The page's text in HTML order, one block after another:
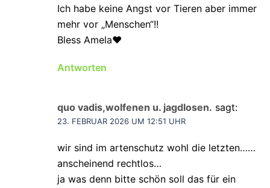
Ich habe keine Angst vor Tieren aber immer
mehr vor „Menschen“!!
Bless Amela♥️
Antworten
quo vadis,wolfenen u. jagdlosen. sagt:
23. FEBRUAR 2026 UM 12:51 UHR
wir sind im artenschutz wohl die letzten……
anscheinend rechtlos…
ja was denn bitte schön soll das für ein